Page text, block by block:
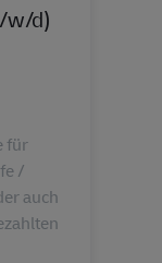
w/d)
für
/
auch